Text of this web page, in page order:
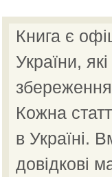
Книга є
України,
збереження
Кожна
в Україні.
довідкові